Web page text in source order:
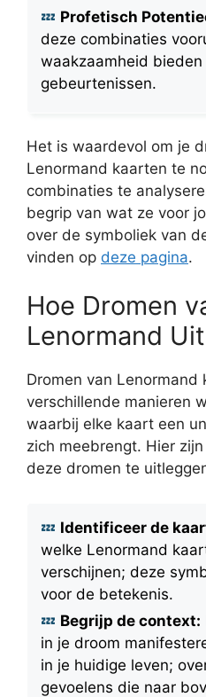
Profetisch
deze combinaties
waakzaamheid
gebeurtenissen.
Het is waardevol om je
Lenormand kaarten te
combinaties te
begrip van wat ze voor
over de symboliek van
vinden op deze pagina.
Hoe Dromen
Lenormand
Dromen van Lenormand
verschillende manieren
waarbij elke kaart een
zich meebrengt. Hier
deze dromen te
Identificeer de
welke Lenormand
verschijnen; deze
voor de betekenis.
Begrijp de context:
in je droom
in je huidige leven;
gevoelens die naar